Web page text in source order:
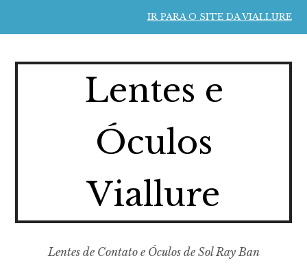
IR PARA O SITE DA VIALLURE
Lentes e
Óculos
Viallure
Lentes de Contato e Óculos de Sol Ray Ban